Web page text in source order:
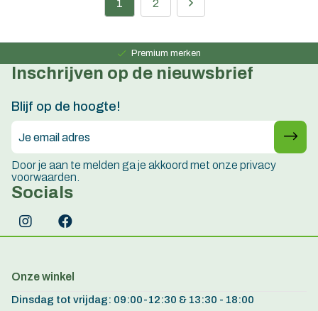
1 2
Premium merken
Persoonlijk advies
Inschrijven op de nieuwsbrief
Blijf op de hoogte!
Door je aan te melden ga je akkoord met onze privacy
voorwaarden.
Socials
Onze winkel
Dinsdag tot vrijdag: 09:00-12:30 & 13:30 - 18:00